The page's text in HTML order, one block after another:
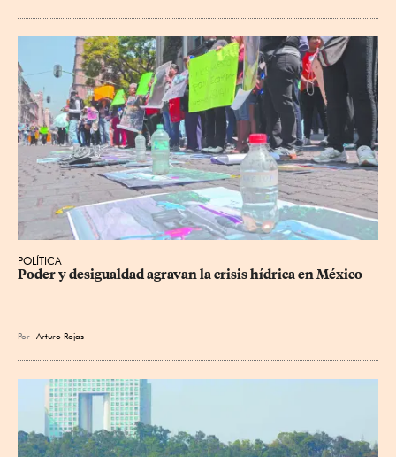
POLÍTICA
Poder y desigualdad agravan la crisis hídrica en México
Por Arturo Rojas